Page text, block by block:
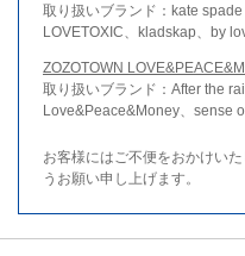
取り扱いブランド：kate
LOVETOXIC、kladskap、by
ZOZOTOWN
取り扱いブランド：After the
Love&Peace&Money、sense
お客様にはご不便をおかけい
うお願い申し上げます。